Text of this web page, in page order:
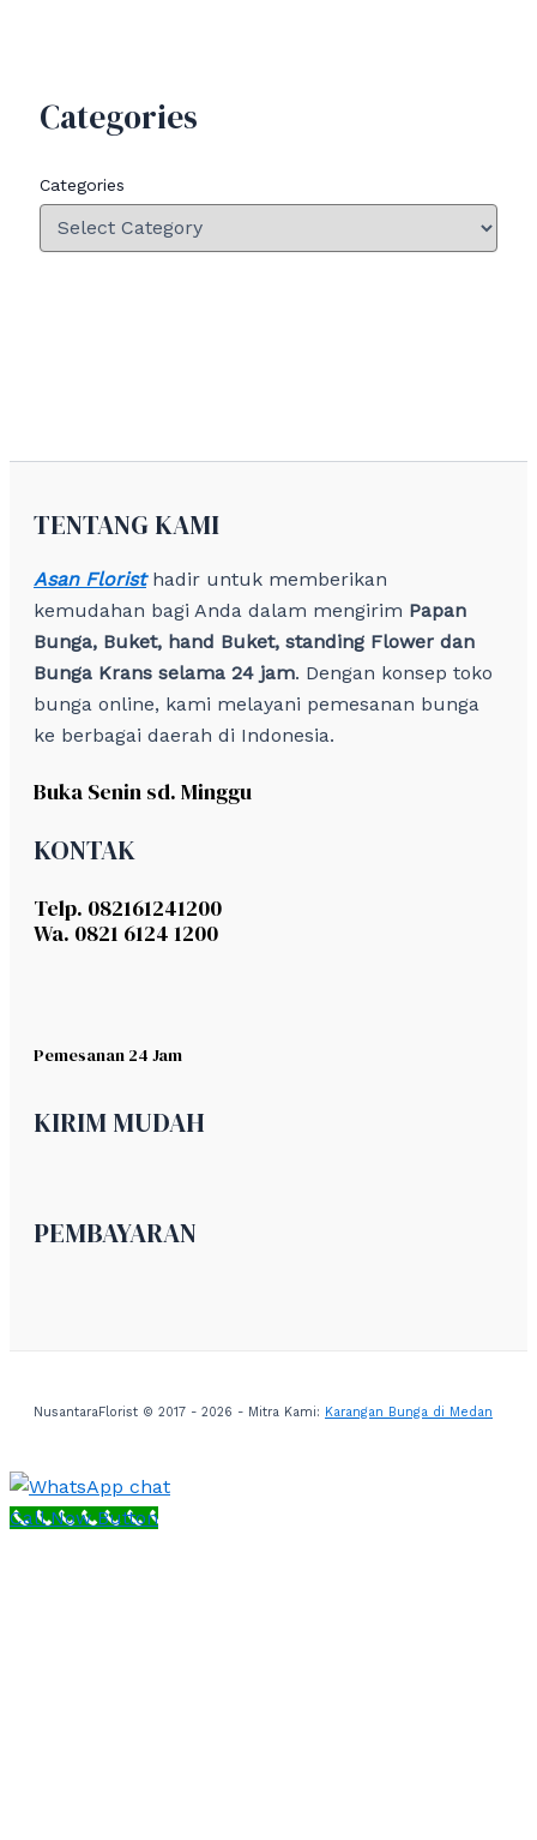
Categories
Categories
TENTANG KAMI
Asan Floristhadir untuk memberikan
kemudahan bagi Anda dalam mengirim Papan
Bunga, Buket, hand Buket, standing Flower dan
Bunga Krans selama 24 jam. Dengan konsep toko
bunga online, kami melayani pemesanan bunga
ke berbagai daerah di Indonesia.
Buka Senin sd. Minggu
KONTAK
Telp. 082161241200
Wa. 0821 6124 1200
Pemesanan 24 Jam
KIRIM MUDAH
PEMBAYARAN
NusantaraFlorist © 2017 - 2026 - Mitra Kami: Karangan Bunga di Medan
Call Now Button